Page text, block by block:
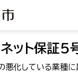
ット保証5
の悪化している業種